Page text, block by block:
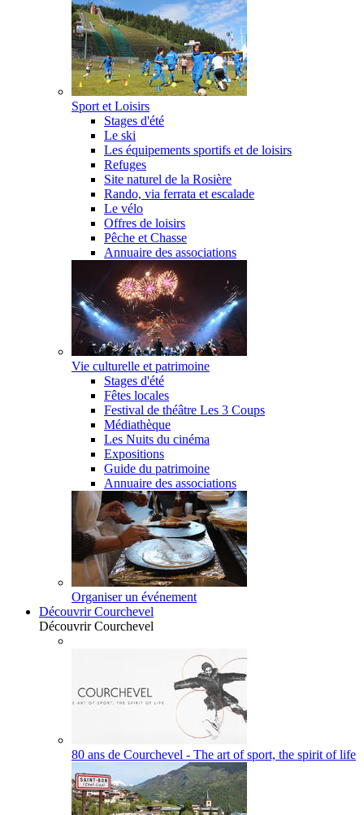
Sport et Loisirs
Stages d'été
Le ski
Les équipements sportifs et de loisirs
Refuges
Site naturel de la Rosière
Rando, via ferrata et escalade
Le vélo
Offres de loisirs
Pêche et Chasse
Annuaire des associations
Vie culturelle et patrimoine
Stages d'été
Fêtes locales
Festival de théâtre Les 3 Coups
Médiathèque
Les Nuits du cinéma
Expositions
Guide du patrimoine
Annuaire des associations
Organiser un événement
Découvrir Courchevel
Découvrir Courchevel
80 ans de Courchevel - The art of sport, the spirit of life